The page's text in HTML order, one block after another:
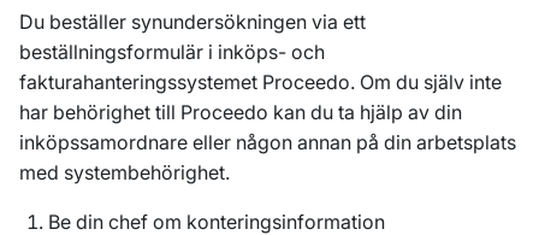
Du beställer synundersökningen via ett
beställningsformulär i inköps- och
fakturahanteringssystemet Proceedo. Om du själv inte
har behörighet till Proceedo kan du ta hjälp av din
inköpssamordnare eller någon annan på din arbetsplats
med systembehörighet.
Be din chef om konteringsinformation